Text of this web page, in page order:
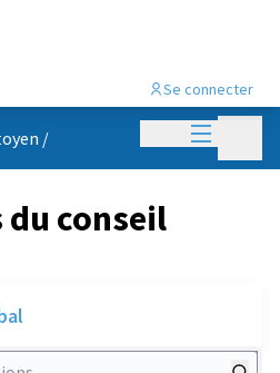
Menu
Se connecter
/
conseil